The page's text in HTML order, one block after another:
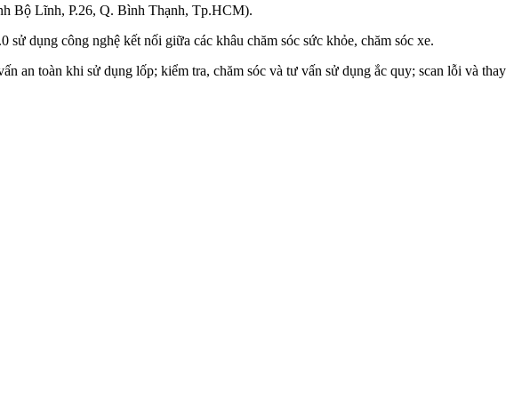
Bộ Lĩnh, P.26, Q. Bình Thạnh, Tp.HCM).
sử dụng công nghệ kết nối giữa các khâu chăm sóc sức khỏe, chăm sóc xe.
an toàn khi sử dụng lốp; kiểm tra, chăm sóc và tư vấn sử dụng ắc quy; scan lỗi và thay